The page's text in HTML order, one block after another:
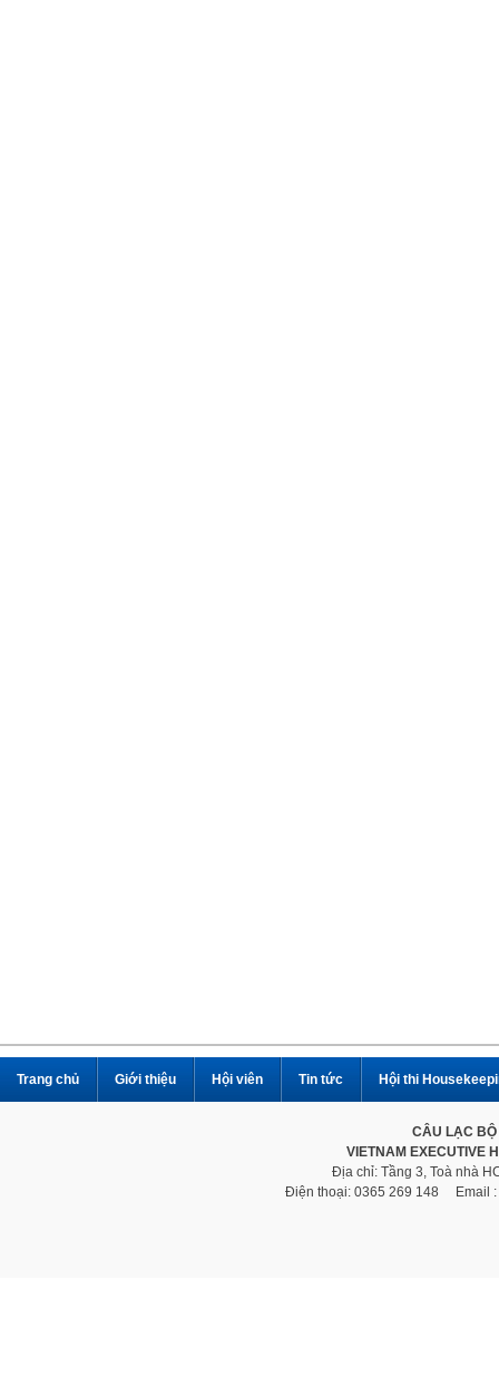
Trang chủ Giới thiệu Hội viên Tin tức Hội thi
CÂU LẠC BỘ
VIETNAM EXECUTIVE
Địa chỉ: Tầng 3, Toà nhà
Điện thoại: 0365 269 148 Email